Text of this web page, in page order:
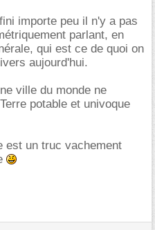
importe peu il n'y a pas
parlant, en
qui est ce de quoi on
aujourd'hui.
ville du monde ne
potable et univoque
est un truc vachement